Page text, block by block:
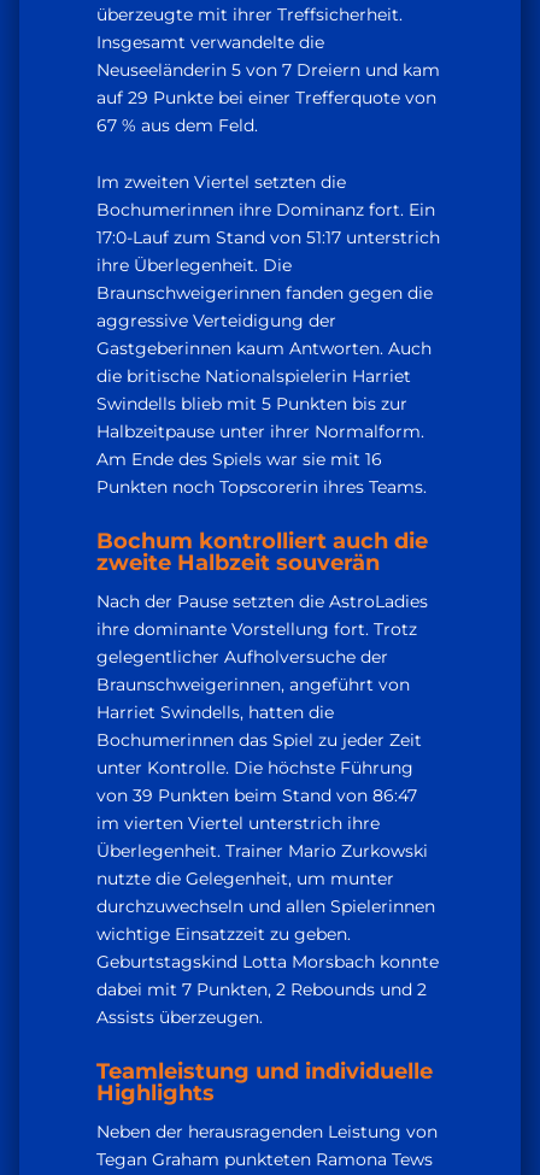
überzeugte mit ihrer Treffsicherheit.
Insgesamt verwandelte die
Neuseeländerin 5 von 7 Dreiern und kam
auf 29 Punkte bei einer Trefferquote von
67 % aus dem Feld.
Im zweiten Viertel setzten die
Bochumerinnen ihre Dominanz fort. Ein
17:0-Lauf zum Stand von 51:17 unterstrich
ihre Überlegenheit. Die
Braunschweigerinnen fanden gegen die
aggressive Verteidigung der
Gastgeberinnen kaum Antworten. Auch
die britische Nationalspielerin Harriet
Swindells blieb mit 5 Punkten bis zur
Halbzeitpause unter ihrer Normalform.
Am Ende des Spiels war sie mit 16
Punkten noch Topscorerin ihres Teams.
Bochum kontrolliert auch die
zweite Halbzeit souverän
Nach der Pause setzten die AstroLadies
ihre dominante Vorstellung fort. Trotz
gelegentlicher Aufholversuche der
Braunschweigerinnen, angeführt von
Harriet Swindells, hatten die
Bochumerinnen das Spiel zu jeder Zeit
unter Kontrolle. Die höchste Führung
von 39 Punkten beim Stand von 86:47
im vierten Viertel unterstrich ihre
Überlegenheit. Trainer Mario Zurkowski
nutzte die Gelegenheit, um munter
durchzuwechseln und allen Spielerinnen
wichtige Einsatzzeit zu geben.
Geburtstagskind Lotta Morsbach konnte
dabei mit 7 Punkten, 2 Rebounds und 2
Assists überzeugen.
Teamleistung und individuelle
Highlights
Neben der herausragenden Leistung von
Tegan Graham punkteten Ramona Tews